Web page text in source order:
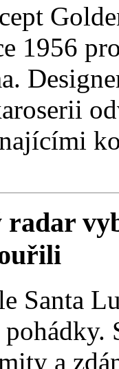
1956
radar
Santa
a